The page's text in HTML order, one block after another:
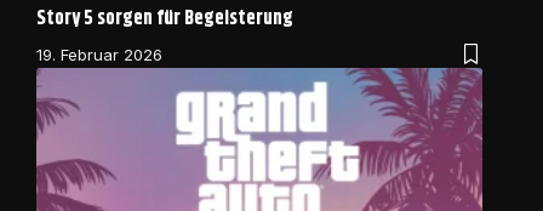
Story 5 sorgen für Begeisterung
19. Februar 2026